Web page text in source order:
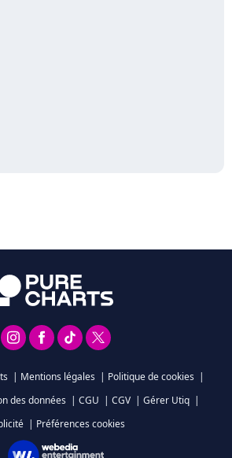
| Mentions légales | Politique de cookies |
des données | CGU | CGV | Gérer Utiq |
| Préférences cookies